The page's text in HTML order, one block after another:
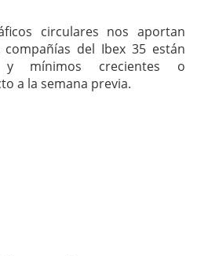
circulares nos aportan
del Ibex 35 están
y mínimos crecientes o
a la semana previa.